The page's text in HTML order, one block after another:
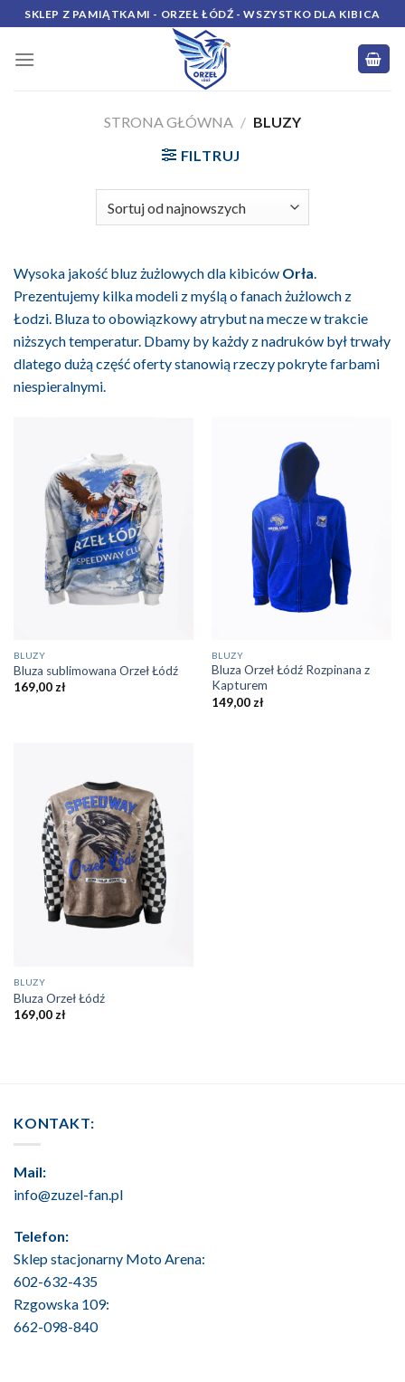
Skip
to
content
SKLEP Z PAMIĄTKAMI - ORZEŁ ŁÓDŹ - WSZYSTKO DLA KIBICA
STRONA GŁÓWNA / BLUZY
FILTRUJ
Wysoka jakość bluz żużlowych dla kibiców Orła.
Prezentujemy kilka modeli z myślą o fanach żużlowch z
Łodzi. Bluza to obowiązkowy atrybut na mecze w trakcie
niższych temperatur. Dbamy by każdy z nadruków był trwały
dlatego dużą część oferty stanowią rzeczy pokryte farbami
niespieralnymi.
BLUZY
Bluza sublimowana Orzeł Łódź
169,00zł
BLUZY
Bluza Orzeł Łódź Rozpinana z
Kapturem
149,00 zł
BLUZY
Bluza Orzeł Łódź
169,00 zł
KONTAKT:
Mail:
info@zuzel-fan.pl
Telefon:
Sklep stacjonarny Moto Arena:
602-632-435
Rzgowska 109:
662-098-840